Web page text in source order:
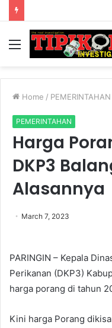
Menu
Home / PEMERINTAHAN
PEMERINTAHAN
Harga
DKP3
Alasannya
March 7, 2023
PARINGIN – Kepala
Perikanan (DKP3)
harga porang di tahun
Kini harga Porang